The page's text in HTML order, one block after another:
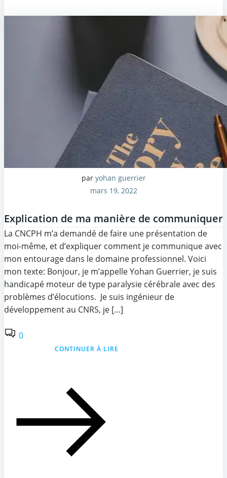
par yohan guerrier
mars 19, 2022
Explication de ma manière de communiquer
La CNCPH m’a demandé de faire une présentation de
moi-même, et d’expliquer comment je communique avec
mon entourage dans le domaine professionnel. Voici
mon texte: Bonjour, je m’appelle Yohan Guerrier, je suis
handicapé moteur de type paralysie cérébrale avec des
problèmes d’élocutions. Je suis ingénieur de
développement au CNRS, je […]
0
CONTINUER À LIRE